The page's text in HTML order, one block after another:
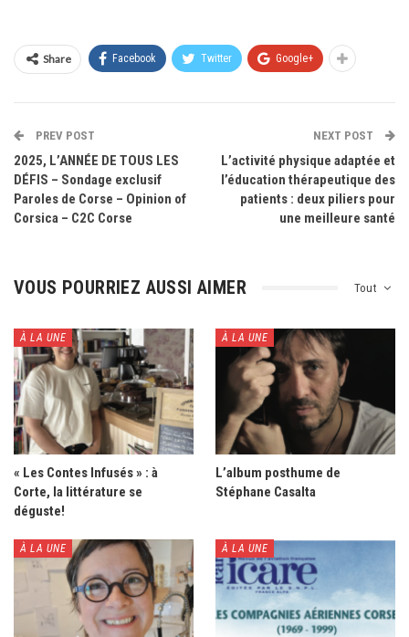
Share Facebook Twitter Google+
PREV POST
2025, L’ANNÉE DE TOUS LES
DÉFIS – Sondage exclusif
Paroles de Corse – Opinion of
Corsica – C2C Corse
NEXT POST
L’activité physique adaptée et
l’éducation thérapeutique des
patients : deux piliers pour
une meilleure santé
Tout
VOUS POURRIEZ AUSSI AIMER
À LA UNE
« Les Contes Infusés » : à
Corte, la littérature se
déguste!
À LA UNE
L’album posthume de
Stéphane Casalta
À LA UNE À LA UNE